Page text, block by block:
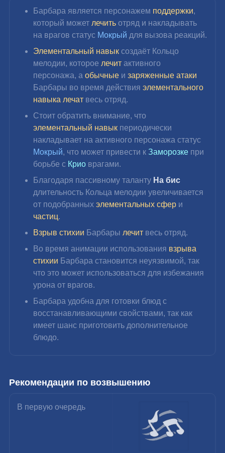
Барбара является персонажем поддержки,
который может лечить отряд и накладывать
на врагов статус Мокрый для вызова реакций.
Элементальный навык создаёт Кольцо
мелодии, которое лечит активного
персонажа, а обычные и заряженные атаки
Барбары во время действия элементального
навыка лечат весь отряд.
Стоит обратить внимание, что
элементальный навык периодически
накладывает на активного персонажа статус
Мокрый, что может привести к Заморозке при
борьбе с Крио врагами.
Благодаря пассивному таланту На бис
длительность Кольца мелодии увеличивается
от подобранных элементальных сфер и
частиц.
Взрыв стихии Барбары лечит весь отряд.
Во время анимации использования взрыва
стихии Барбара становится неуязвимой, так
что это может использоваться для избежания
урона от врагов.
Барбара удобна для готовки блюд с
восстанавливающими свойствами, так как
имеет шанс приготовить дополнительное
блюдо.
Рекомендации по возвышению
В первую очередь